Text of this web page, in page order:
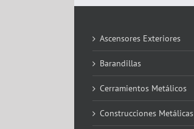
Ascensores Exteriores
Barandillas
Cerramientos Metálicos
Construcciones Metálicas